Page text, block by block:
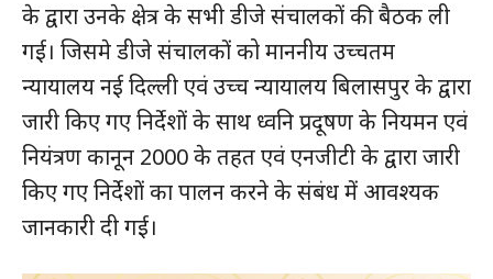
के द्वारा उनके क्षेत्र के सभी डीजे संचालकों की बैठक ली
गई। जिसमे डीजे संचालकों को माननीय उच्चतम
न्यायालय नई दिल्ली एवं उच्च न्यायालय बिलासपुर के द्वारा
जारी किए गए निर्देशों के साथ ध्वनि प्रदूषण के नियमन एवं
नियंत्रण कानून 2000 के तहत एवं एनजीटी के द्वारा जारी
किए गए निर्देशों का पालन करने के संबंध में आवश्यक
जानकारी दी गई।